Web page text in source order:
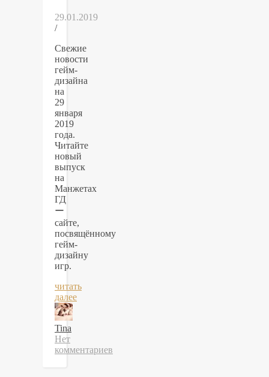
29.01.2019
/
Свежие
новости
гейм-
дизайна
на
29
января
2019
года.
Читайте
новый
выпуск
на
Манжетах
ГД
ー
сайте,
посвящённому
гейм-
дизайну
игр.
читать
далее
Tina
Нет
комментариев